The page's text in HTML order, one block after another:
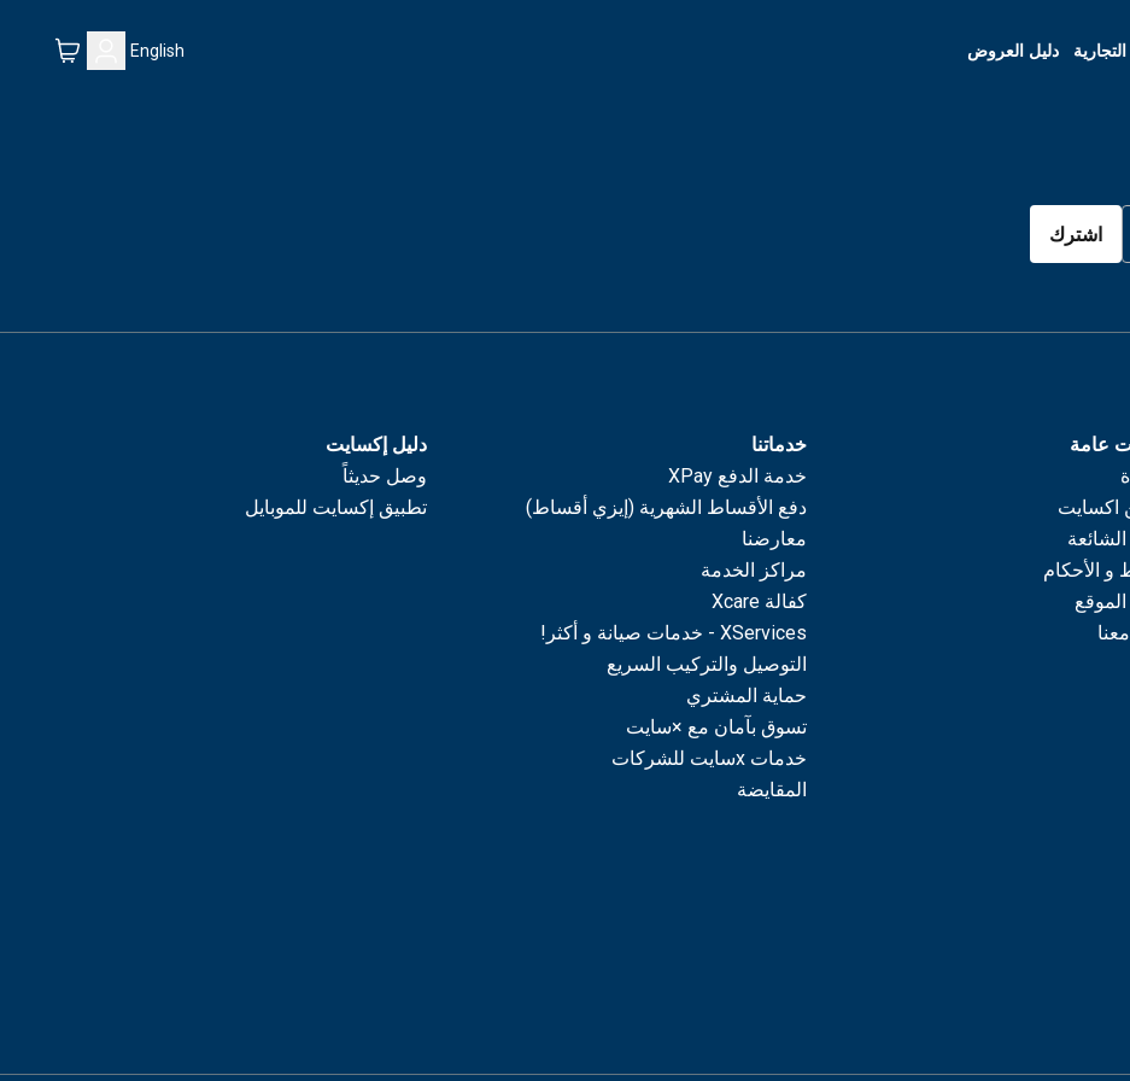
دليل العروض English
اشترك
عامة
اكسايت
الشائعة
و الأحكام
خدماتنا
خدمة الدفع XPay
دفع الأقساط الشهرية (إيزي أقساط)
معارضنا
مراكز الخدمة
كفالة Xcare
XServices - خدمات صيانة و أكثر!
التوصيل والتركيب السريع
حماية المشتري
تسوق بآمان مع ×سايت
خدمات xسايت للشركات
المقايضة
دليل إكسايت
وصل حديثاً
تطبيق إكسايت للموبايل